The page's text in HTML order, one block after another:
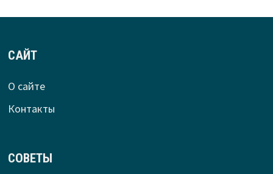
САЙТ
О сайте
Контакты
СОВЕТЫ